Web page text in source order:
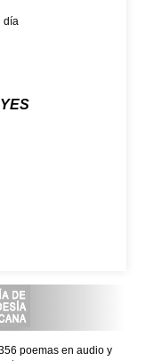
día
poemas en audio y